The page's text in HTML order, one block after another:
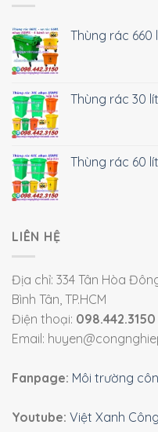
Thùng rác 660
Thùng rác 30
Thùng rác 60
LIÊN HỆ
Địa chỉ: 334 Tân Hòa
Bình Tân, TP.HCM
Điện thoại: 098.442.3150
Email:
Fanpage: Môi trường
Youtube: Việt Xanh